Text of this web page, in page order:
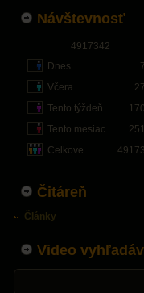
Návštevnosť
4917342
Dnes
Včera
Tento týždeň
Tento mesiac
Celkove
Čitáreň
Články
Video